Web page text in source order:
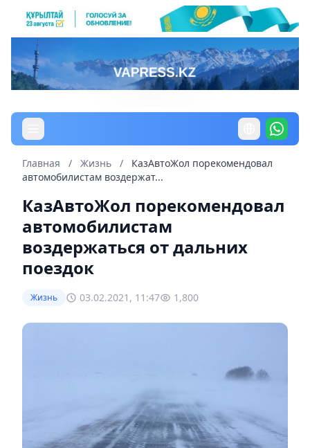
Главная / Жизнь /
КазАвтоЖол порекомендовал
автомобилистам воздержат...
КазАвтоЖол порекомендовал
автомобилистам
воздержаться от дальних
поездок
Жизнь 03.02.2021, 11:47 1,800